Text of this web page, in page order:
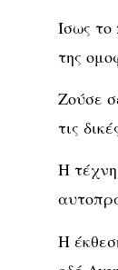
Ίσως το
της
Ζούσε
τις
Η τέχνη
Η